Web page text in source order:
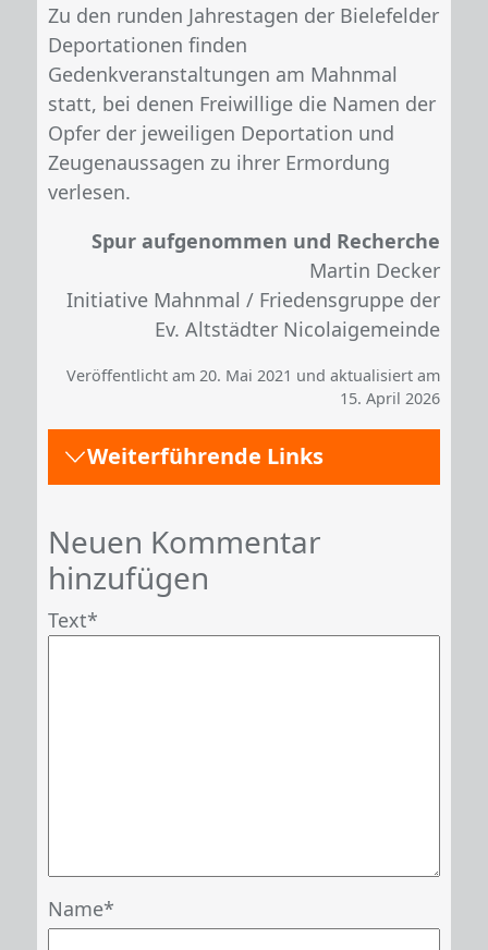
Zu den runden Jahrestagen der Bielefelder
Deportationen finden
Gedenkveranstaltungen am Mahnmal
statt, bei denen Freiwillige die Namen der
Opfer der jeweiligen Deportation und
Zeugenaussagen zu ihrer Ermordung
verlesen.
Spur aufgenommen und Recherche
Martin Decker
Initiative Mahnmal / Friedensgruppe der
Ev. Altstädter Nicolaigemeinde
Veröffentlicht am 20. Mai 2021 und aktualisiert am
15. April 2026
Weiterführende Links
Neuen Kommentar
hinzufügen
Text
Name